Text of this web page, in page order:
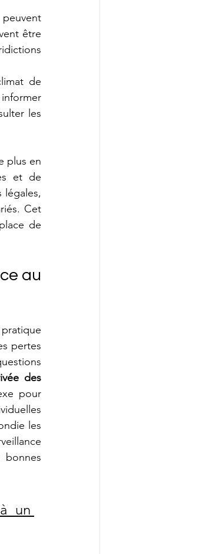
être
de
les
plus en
et de
légales,
Cet
de
au
pertes
des
pour
les
un